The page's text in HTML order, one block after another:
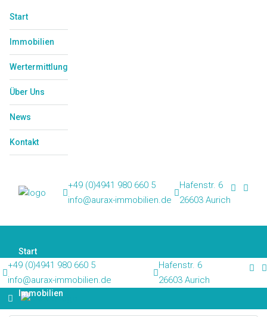
Start
Immobilien
Wertermittlung
Über Uns
News
Kontakt
+49 (0)4941 980 660 5
info@aurax-immobilien.de
Hafenstr. 6
26603 Aurich
Start
Immobilien
+49 (0)4941 980 660 5
info@aurax-immobilien.de
Hafenstr. 6
26603 Aurich